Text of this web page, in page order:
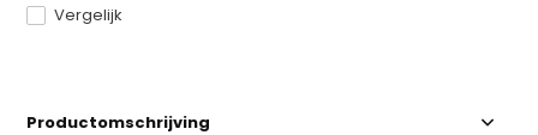
Vergelijk
Productomschrijving